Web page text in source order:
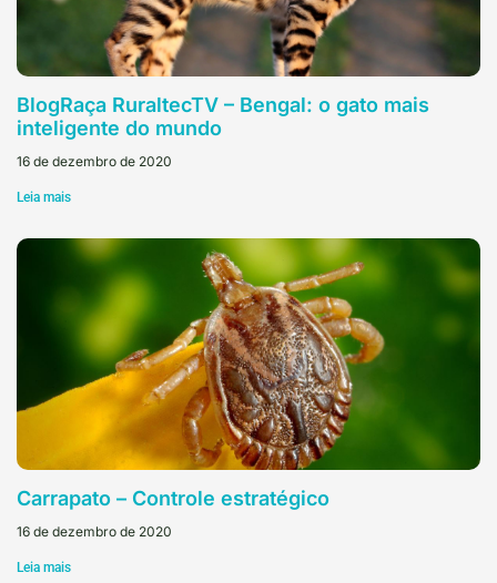
BlogRaça RuraltecTV – Bengal: o gato mais
inteligente do mundo
16 de dezembro de 2020
Leia mais
Carrapato – Controle estratégico
16 de dezembro de 2020
Leia mais